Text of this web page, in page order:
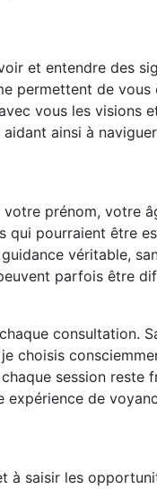
et entendre des
permettent de
vous les visions
ainsi à
prénom, votre
qui pourraient être
véritable,
parfois être
consultation.
choisis
session reste
de
à saisir les